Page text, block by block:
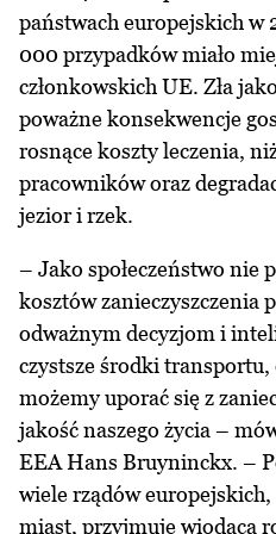
państwach europejskich w
000 przypadków miało
członkowskich UE. Zła
poważne konsekwencje
rosnące koszty leczenia,
pracowników oraz
jezior i rzek.
– Jako społeczeństwo nie
kosztów zanieczyszczenia
odważnym decyzjom i
czystsze środki
możemy uporać się z
jakość naszego życia –
EEA Hans Bruyninckx. –
wiele rządów europejskich,
miast, przyjmuje wiodącą